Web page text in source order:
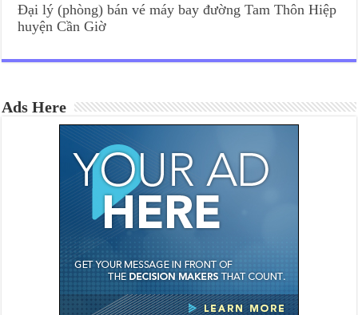
Đại lý (phòng) bán vé máy bay đường Tam Thôn Hiệp
huyện Cần Giờ
Ads Here